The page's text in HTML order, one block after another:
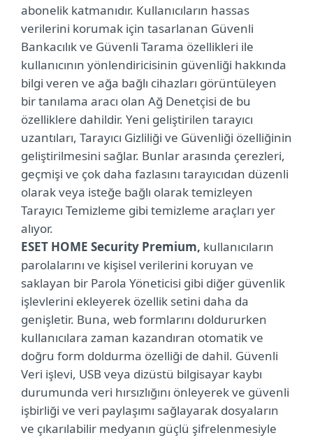
abonelik katmanıdır. Kullanıcıların hassas
verilerini korumak için tasarlanan Güvenli
Bankacılık ve Güvenli Tarama özellikleri ile
kullanıcının yönlendiricisinin güvenliği hakkında
bilgi veren ve ağa bağlı cihazları görüntüleyen
bir tanılama aracı olan Ağ Denetçisi de bu
özelliklere dahildir. Yeni geliştirilen tarayıcı
uzantıları, Tarayıcı Gizliliği ve Güvenliği özelliğinin
geliştirilmesini sağlar. Bunlar arasında çerezleri,
geçmişi ve çok daha fazlasını tarayıcıdan düzenli
olarak veya isteğe bağlı olarak temizleyen
Tarayıcı Temizleme gibi temizleme araçları yer
alıyor.
ESET HOME Security Premium, kullanıcıların
parolalarını ve kişisel verilerini koruyan ve
saklayan bir Parola Yöneticisi gibi diğer güvenlik
işlevlerini ekleyerek özellik setini daha da
genişletir. Buna, web formlarını doldururken
kullanıcılara zaman kazandıran otomatik ve
doğru form doldurma özelliği de dahil. Güvenli
Veri işlevi, USB veya dizüstü bilgisayar kaybı
durumunda veri hırsızlığını önleyerek ve güvenli
işbirliği ve veri paylaşımı sağlayarak dosyaların
ve çıkarılabilir medyanın güçlü şifrelenmesiyle